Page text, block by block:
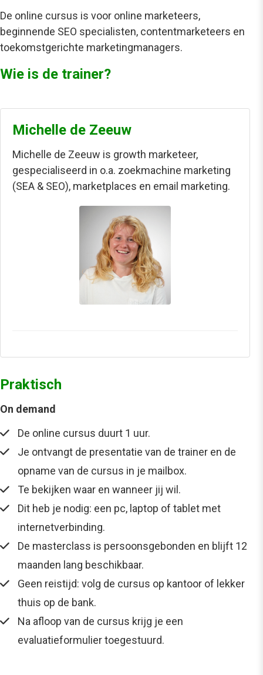
De online cursus is voor online marketeers,
beginnende SEO specialisten, contentmarketeers en
toekomstgerichte marketingmanagers.
Wie is de trainer?
Michelle de Zeeuw
Michelle de Zeeuw is growth marketeer,
gespecialiseerd in o.a. zoekmachine marketing
(SEA & SEO), marketplaces en email marketing.
Praktisch
On demand
De online cursus duurt 1 uur.
Je ontvangt de presentatie van de trainer en de
opname van de cursus in je mailbox.
Te bekijken waar en wanneer jij wil.
Dit heb je nodig: een pc, laptop of tablet met
internetverbinding.
De masterclass is persoonsgebonden en blijft 12
maanden lang beschikbaar.
Geen reistijd: volg de cursus op kantoor of lekker
thuis op de bank.
Na afloop van de cursus krijg je een
evaluatieformulier toegestuurd.